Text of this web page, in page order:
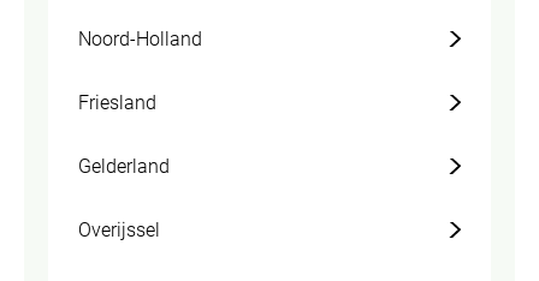
Noord-Holland
Friesland
Gelderland
Overijssel